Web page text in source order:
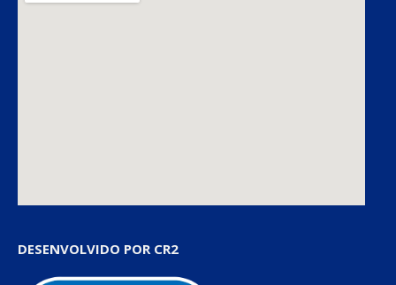
DESENVOLVIDO POR CR2